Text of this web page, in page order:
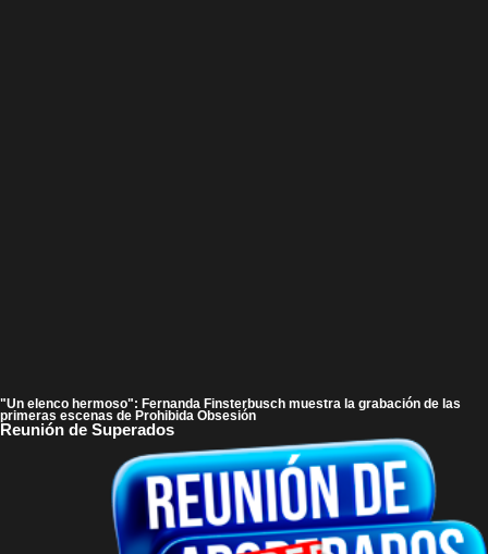
"Un elenco hermoso": Fernanda Finsterbusch muestra la grabación de las
primeras escenas de Prohibida Obsesión
Reunión de Superados